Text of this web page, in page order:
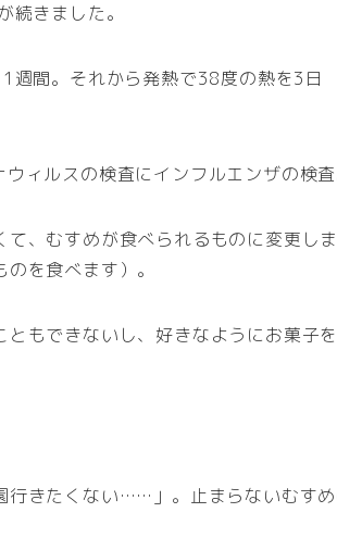
きました。
週間。それから発熱で38度の熱を3日
ィルスの検査にインフルエンザの検査
、むすめが食べられるものに変更し
を食べます）。
もできないし、好きなようにお菓子
行きたくない……」。止まらないむす